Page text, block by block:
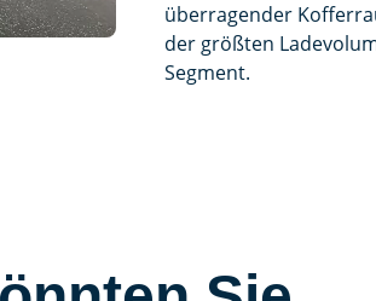
überragender
der größten
Segment.